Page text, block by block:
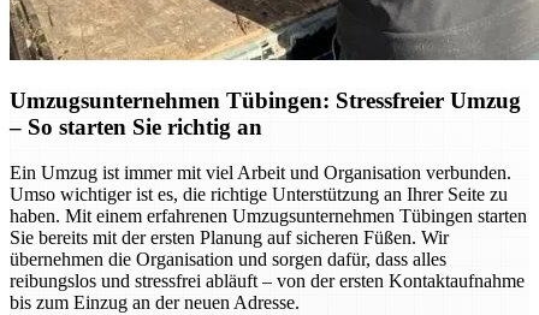
Umzugsunternehmen Tübingen: Stressfreier Umzug
– So starten Sie richtig an
Ein Umzug ist immer mit viel Arbeit und Organisation verbunden.
Umso wichtiger ist es, die richtige Unterstützung an Ihrer Seite zu
haben. Mit einem erfahrenen Umzugsunternehmen Tübingen starten
Sie bereits mit der ersten Planung auf sicheren Füßen. Wir
übernehmen die Organisation und sorgen dafür, dass alles
reibungslos und stressfrei abläuft – von der ersten Kontaktaufnahme
bis zum Einzug an der neuen Adresse.